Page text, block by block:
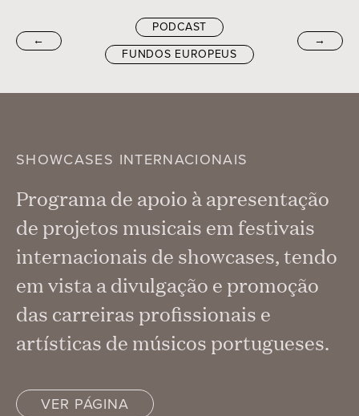
←
PODCAST
FUNDOS EUROPEUS
→
SHOWCASES INTERNACIONAIS
Programa de apoio à apresentação
de projetos musicais em festivais
internacionais de showcases, tendo
em vista a divulgação e promoção
das carreiras profissionais e
artísticas de músicos portugueses.
VER PÁGINA